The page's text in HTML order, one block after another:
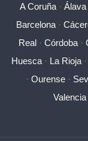
A Coruña · Álava
Barcelona·
Real · Córdoba ·
Huesca· La Rioja·
· Ourense·
Valencia